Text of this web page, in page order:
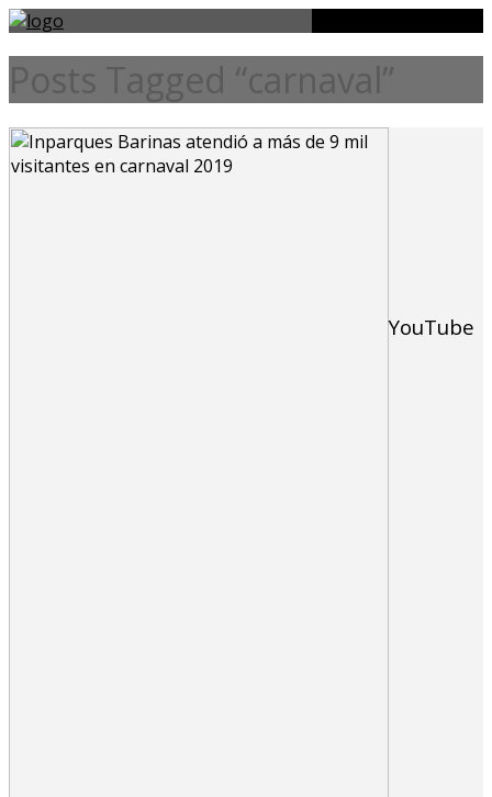
Posts Tagged “carnaval”
YouTube